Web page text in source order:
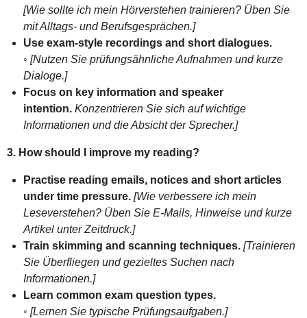
[Wie sollte ich mein Hörverstehen trainieren? Üben Sie
mit Alltags- und Berufsgesprächen.]
Use exam-style recordings and short dialogues.
◦ [Nutzen Sie prüfungsähnliche Aufnahmen und kurze
Dialoge.]
Focus on key information and speaker
intention. Konzentrieren Sie sich auf wichtige
Informationen und die Absicht der Sprecher.]
3. How should I improve my reading?
Practise reading emails, notices and short articles
under time pressure. [Wie verbessere ich mein
Leseverstehen? Üben Sie E-Mails, Hinweise und kurze
Artikel unter Zeitdruck.]
Train skimming and scanning techniques. [Trainieren
Sie Überfliegen und gezieltes Suchen nach
Informationen.]
Learn common exam question types.
◦ [Lernen Sie typische Prüfungsaufgaben.]